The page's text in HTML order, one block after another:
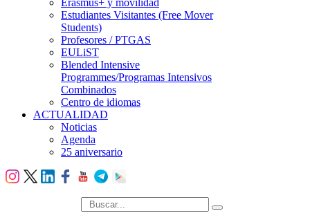
Estudiantes Visitantes (Free Mover
Students)
Profesores / PTGAS
EULiST
Blended Intensive
Programmes/Programas Intensivos
Combinados
Centro de idiomas
ACTUALIDAD
Noticias
Agenda
25 aniversario
búsqueda